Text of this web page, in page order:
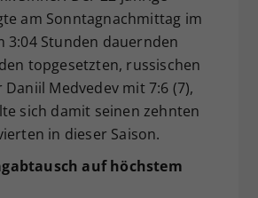
am Sonntagnachmittag im
3:04 Stunden dauernden
topgesetzten, russischen
Medvedev mit 7:6 (7),
sich damit seinen zehnten
in dieser Saison.
auf höchstem
Wert speichert Ihre Consent-
Unter anderem eine
generierte ID, für die
Speicherung Ihrer
Einstellungen, falls der
Betreiber dies eingestellt